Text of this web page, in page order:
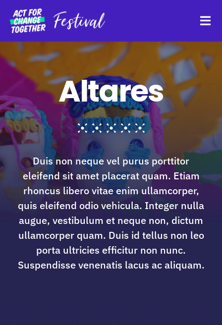
Skip
content
About
Watch Back
Organisations
Funders
Register Interest
Altares
Duis non neque vel purus porttitor
eleifend sit amet placerat quam. Etiam
rhoncus libero vitae enim ullamcorper,
quis eleifend odio vehicula. Integer nulla
augue, vestibulum et neque non, dictum
ullamcorper quam. Duis id tellus non leo
porta ultricies efficitur non nunc.
Suspendisse venenatis lacus ac aliquam.